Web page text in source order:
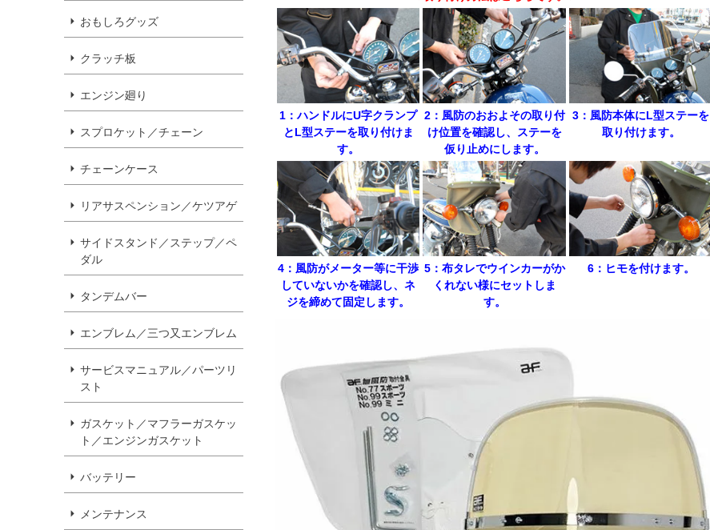
おもしろグッズ
クラッチ板
エンジン廻り
スプロケット／チェーン
チェーンケース
リアサスペンション／ケツアゲ
サイドスタンド／ステップ／ペ
ダル
タンデムバー
エンブレム／三つ又エンブレム
サービスマニュアル／パーツリ
スト
ガスケット／マフラーガスケッ
ト／エンジンガスケット
バッテリー
メンテナンス
1：ハンドルにU字クランプ
とL型ステーを取り付けま
す。
2：風防のおおよその取り付
け位置を確認し、ステーを
仮り止めにします。
3：風防本体にL型ステーを
取り付けます。
4：風防がメーター等に干渉
していないかを確認し、ネ
ジを締めて固定します。
5：布タレでウインカーがか
くれない様にセットしま
す。
6：ヒモを付けます。